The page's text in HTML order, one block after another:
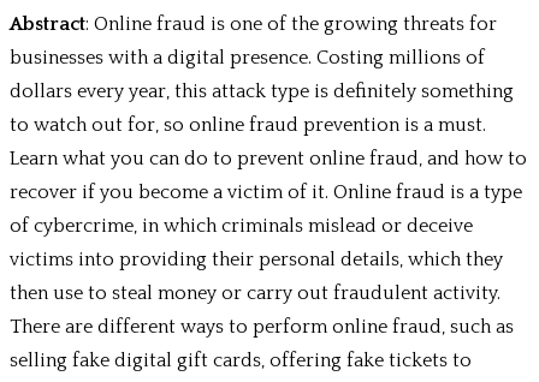
Abstract: Online fraud is one of the growing threats for
businesses with a digital presence. Costing millions of
dollars every year, this attack type is definitely something
to watch out for, so online fraud prevention is a must.
Learn what you can do to prevent online fraud, and how to
recover if you become a victim of it. Online fraud is a type
of cybercrime, in which criminals mislead or deceive
victims into providing their personal details, which they
then use to steal money or carry out fraudulent activity.
There are different ways to perform online fraud, such as
selling fake digital gift cards, offering fake tickets to